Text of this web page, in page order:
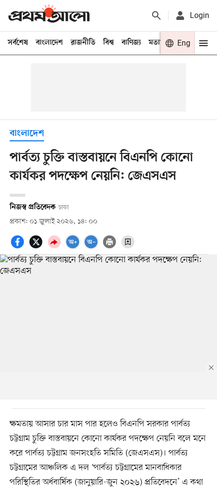
Login
সর্বশেষ বাংলাদেশ রাজনীতি বিশ্ব বাণিজ্য মতামত খেলা
Eng
বাংলাদেশ
পার্বত্য চুক্তি বাস্তবায়নে বিএনপি কোনো
কার্যকর পদক্ষেপ নেয়নি: জেএসএস
নিজস্ব প্রতিবেদক ঢাকা
প্রকাশ: ০১ জুলাই ২০২৬, ১৪: ০০
ক্ষমতায় আসার চার মাস পার হলেও বিএনপি সরকার পার্বত্য
চট্টগ্রাম চুক্তি বাস্তবায়নে কোনো কার্যকর পদক্ষেপ নেয়নি বলে মনে
করে পার্বত্য চট্টগ্রাম জনসংহতি সমিতি (জেএসএস)। পার্বত্য
চট্টগ্রামের আঞ্চলিক এ দল ‘পার্বত্য চট্টগ্রামের মানবাধিকার
পরিস্থিতির অর্ধবার্ষিক (জানুয়ারি-জুন ২০২৬) প্রতিবেদনে’ এ কথা